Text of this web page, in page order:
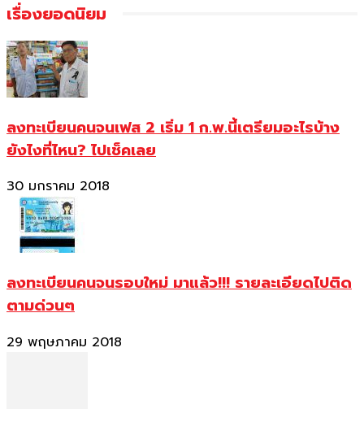
เรื่องยอดนิยม
ลงทะเบียนคนจนเฟส 2 เริ่ม 1 ก.พ.นี้เตรียมอะไรบ้าง
ยังไงที่ไหน? ไปเช็คเลย
30 มกราคม 2018
ลงทะเบียนคนจนรอบใหม่ มาแล้ว!!! รายละเอียดไปติด
ตามด่วนๆ
29 พฤษภาคม 2018